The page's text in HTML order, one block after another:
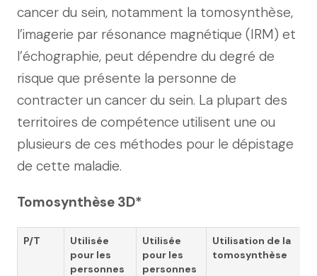
cancer du sein, notamment la tomosynthèse,
l’imagerie par résonance magnétique (IRM) et
l’échographie, peut dépendre du degré de
risque que présente la personne de
contracter un cancer du sein. La plupart des
territoires de compétence utilisent une ou
plusieurs de ces méthodes pour le dépistage
de cette maladie.
Tomosynthèse 3D*
P/T
Utilisée
pour les
personnes
Utilisée
pour les
personnes
Utilisation de la
tomosynthèse